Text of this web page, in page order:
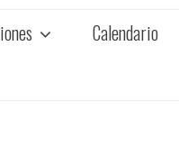
Calendario